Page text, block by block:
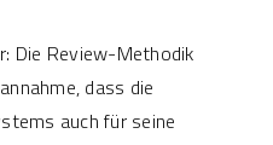
Die Review-Methodik
dass die
auch für seine